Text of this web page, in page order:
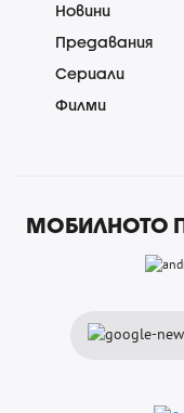
Новини
Предавания
Сериали
Филми
МОБИЛНОТО